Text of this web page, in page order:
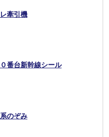
牽引機
番台新幹線シール
のぞみ